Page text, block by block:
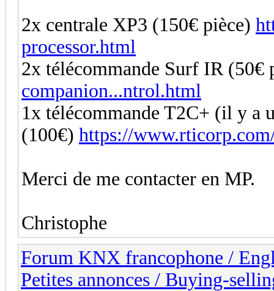
2x centrale XP3 (150€ pièce)
processor.html
2x télécommande Surf IR (50€
companion...ntrol.html
1x télécommande T2C+ (il y a
(100€) https://
Merci de me contacter en MP.
Christophe
Forum KNX francophone /
Petites annonces / Buying-